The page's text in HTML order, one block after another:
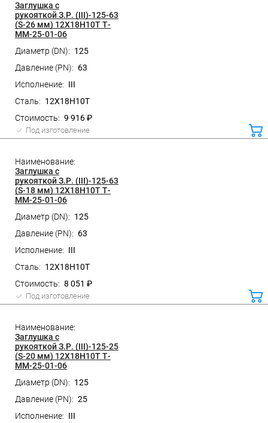
Заглушка с
рукояткой З.Р. (III)-125-63
(S-26 мм) 12Х18Н10Т Т-
ММ-25-01-06
125
63
III
12Х18Н10Т
9 916 ₽
Под изготовление
Заглушка с
рукояткой З.Р. (III)-125-63
(S-18 мм) 12Х18Н10Т Т-
ММ-25-01-06
125
63
III
12Х18Н10Т
8 051 ₽
Под изготовление
Заглушка с
рукояткой З.Р. (III)-125-25
(S-20 мм) 12Х18Н10Т Т-
ММ-25-01-06
125
25
III